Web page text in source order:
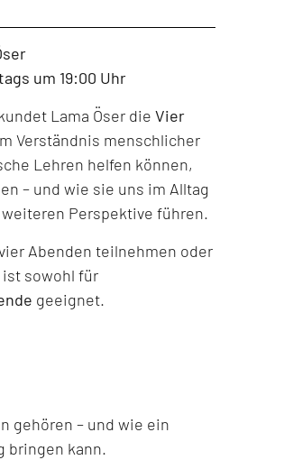
um 19:00 Uhr
Lama Öser die Vier
Verständnis menschlicher
Lehren helfen können,
– und wie sie uns im Alltag
Perspektive führen.
Abenden teilnehmen oder
ist sowohl für
geeignet.
gehören – und wie ein
bringen kann.